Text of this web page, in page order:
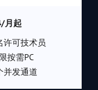
月起
许可技术员
按需PC
并发通道